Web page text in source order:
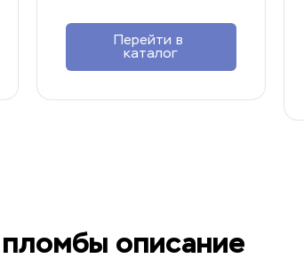
Перейти в
каталог
описание